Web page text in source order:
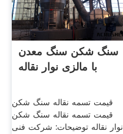
سنگ شکن سنگ معدن
با مالزی نوار نقاله
قیمت تسمه نقاله سنگ شکن
قیمت تسمه نقاله سنگ شکن
نوار نقاله توضیحات: شرکت فنی